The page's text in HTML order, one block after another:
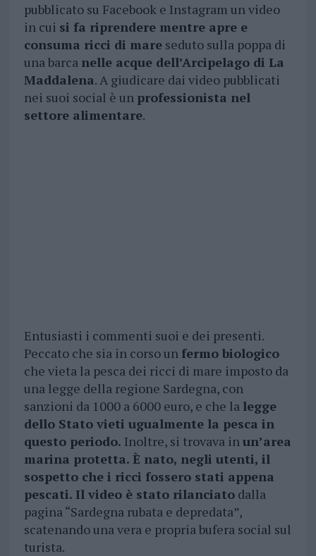
pubblicato su Facebook e Instagram un video
in cui si fa riprendere mentre apre e
consuma ricci di mareseduto sulla poppa di
una barca nelle acque dell’Arcipelago di La
Maddalena. A giudicare dai video pubblicati
nei suoi social è un professionista nel
settore alimentare.
Entusiasti i commenti suoi e dei presenti.
Peccato che sia in corso un fermo biologico
che vieta la pesca dei ricci di mare imposto da
una legge della regione Sardegna, con
sanzioni da 1000 a 6000 euro, e che la legge
dello Stato vieti ugualmente la pesca in
questo periodo. Inoltre, si trovava in un’area
marina protetta. È nato, negli utenti, il
sospetto che i ricci fossero stati appena
pescati. Il video è stato rilanciatodalla
pagina “Sardegna rubata e depredata”,
scatenando una vera e propria bufera social sul
turista.